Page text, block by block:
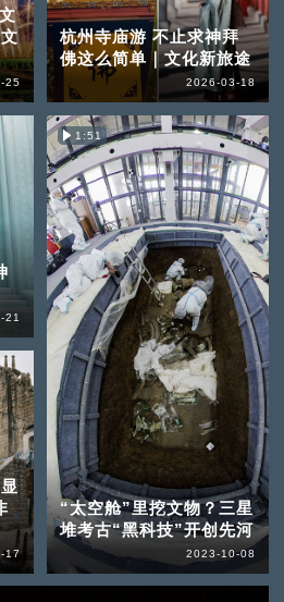
25
杭州寺庙游 不止求神拜
佛这么简单｜文化新旅途
2026-03-18
21
17
1:51
“太空舱”里挖文物？三星
堆考古“黑科技”开创先河
2023-10-08